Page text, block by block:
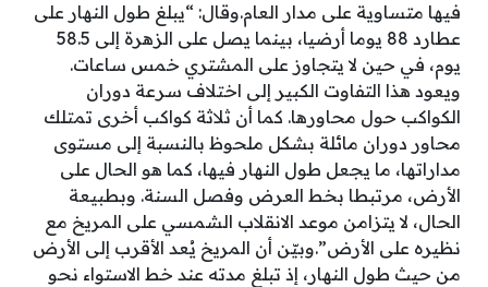
فيها متساوية على مدار العام.وقال: “يبلغ طول النهار على
عطارد 88 يوما أرضيا، بينما يصل على الزهرة إلى 58.5
يوم، في حين لا يتجاوز على المشتري خمس ساعات.
ويعود هذا التفاوت الكبير إلى اختلاف سرعة دوران
الكواكب حول محاورها. كما أن ثلاثة كواكب أخرى تمتلك
محاور دوران مائلة بشكل ملحوظ بالنسبة إلى مستوى
مداراتها، ما يجعل طول النهار فيها، كما هو الحال على
الأرض، مرتبطا بخط العرض وفصل السنة. وبطبيعة
الحال، لا يتزامن موعد الانقلاب الشمسي على المريخ مع
نظيره على الأرض”.وبيّن أن المريخ يُعد الأقرب إلى الأرض
من حيث طول النهار، إذ تبلغ مدته عند خط الاستواء نحو